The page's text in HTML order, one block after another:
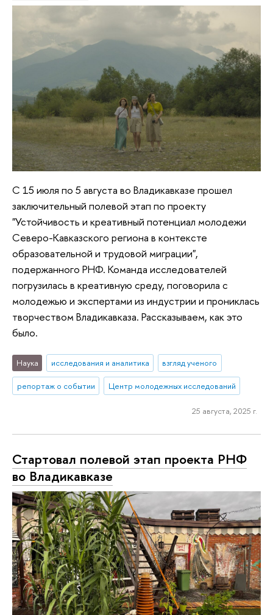
С 15 июля по 5 августа во Владикавказе прошел
заключительный полевой этап по проекту
"Устойчивость и креативный потенциал молодежи
Северо-Кавказского региона в контексте
образовательной и трудовой миграции",
подержанного РНФ. Команда исследователей
погрузилась в креативную среду, поговорила с
молодежью и экспертами из индустрии и прониклась
творчеством Владикавказа. Рассказываем, как это
было.
Наука исследования и аналитика взгляд ученого
репортаж о событии Центр молодежных исследований
25 августа, 2025 г.
Стартовал полевой этап проекта РНФ
во Владикавказе